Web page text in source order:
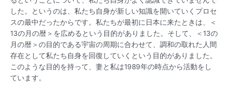
した。というのは、私たち自身が新しい知識を開いていくプロセ
スの最中だったからです。私たちが最初に日本に来たときは、＜
13の月の暦＞を広めるという目的がありました。そして、＜13の
月の暦＞の目的である宇宙の周期に合わせて、調和の取れた人間
存在として私たち自身を回復していくという目的がありました。
このような目的を持って、妻と私は1989年の時点から活動をし
ています。